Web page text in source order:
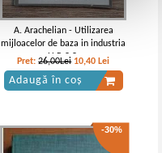
A. Arachelian - Utilizarea
mijloacelor de baza in industria
U.R.S.S.
Pret:26,00Lei 10,40 Lei
Adaugă în coș
-30%